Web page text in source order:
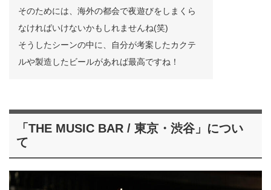
そのためには、海外の都会で夜遊びをしまくら
なければいけないかもしれませんね(笑)
そうしたシーンの中に、自分が考案したカクテ
ルや製造したビールがあれば最高ですね！
「THE MUSIC BAR / 東京・渋谷」につい
て